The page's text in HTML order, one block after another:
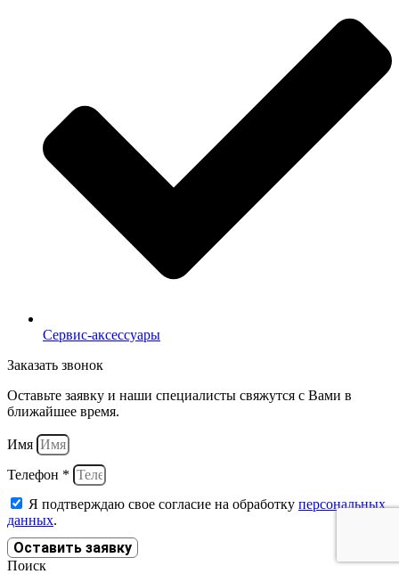
Сервис-аксессуары
Заказать звонок
Оставьте заявку и наши специалисты свяжутся с Вами в
ближайшее время.
Имя
Телефон *
Я подтверждаю свое согласие на обработку персональных
данных.
Оставить заявку
Поиск